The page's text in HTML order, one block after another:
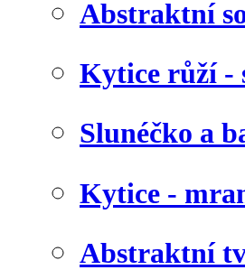
Abstraktní
Kytice růží -
Slunéčko a
Kytice -
Abstraktní